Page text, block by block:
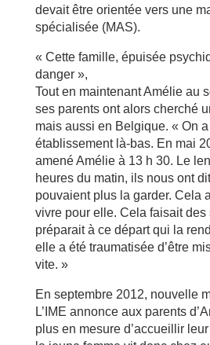
devait être orientée vers une
spécialisée (MAS).
« Cette famille, épuisée
danger »,
Tout en maintenant Amélie au
ses parents ont alors cherché
mais aussi en Belgique. « On
établissement là-bas. En mai
amené Amélie à 13 h 30. Le
heures du matin, ils nous ont
pouvaient plus la garder. Cela
vivre pour elle. Cela faisait des
préparait à ce départ qui la
elle a été traumatisée d’être
vite. »
En septembre 2012, nouvelle
L’IME annonce aux parents
plus en mesure d’accueillir